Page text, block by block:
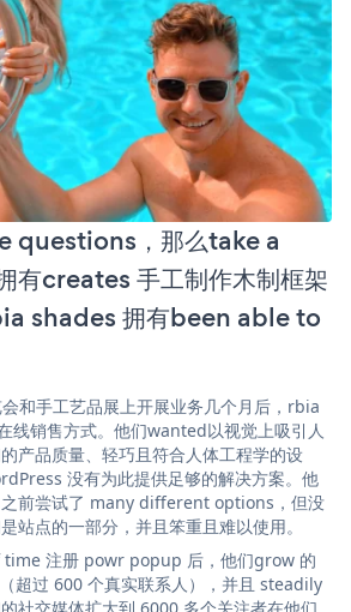
questions，那么take a
有creates 手工制作木制框架
shades 拥有been able to
和手工艺品展上开展业务几个月后，rbia
线销售方式。他们wanted以视觉上吸引人
产品质量、轻巧且符合人体工程学的设
没有为此提供足够的解决方案。他
前尝试了 many different options，但没
站点的一部分，并且笨重且难以使用。
注册 powr popup 后，他们grow 的
超过 600 个真实联系人），并且 steadily